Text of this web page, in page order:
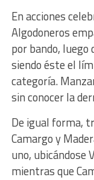
En acciones
Algodoneros
por bando,
siendo éste el
categoría.
sin conocer la
De igual forma,
Camargo y
uno, ubicándose
mientras que